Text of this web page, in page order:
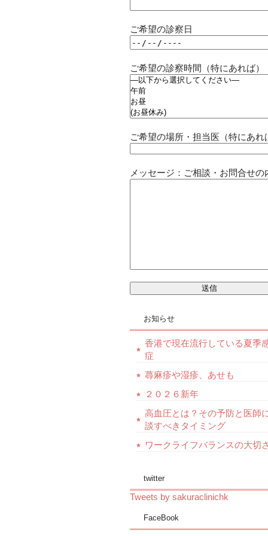
ご希望の診察日
ご希望の診察時間（特にあれば）
ご希望の場所・担当医（特にあれ
メッセージ：ご相談・お問合せの
お知らせ
香港で現在流行している夏季
症
蕁麻疹や湿疹、あせも
２０２６新年
高血圧とは？その予防と医師
談すべきタイミング
ワークライフバランスの大切さ
twitter
Tweets by sakuraclinichk
FaceBook